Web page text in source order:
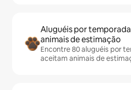
Aluguéis por
animais de estimação
Encontre 80 aluguéis por
aceitam animais de